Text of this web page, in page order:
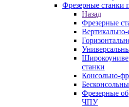
Фрезерные станки
Назад
Фрезерные
станки
Консольно-
Фрезерные
ЧПУ